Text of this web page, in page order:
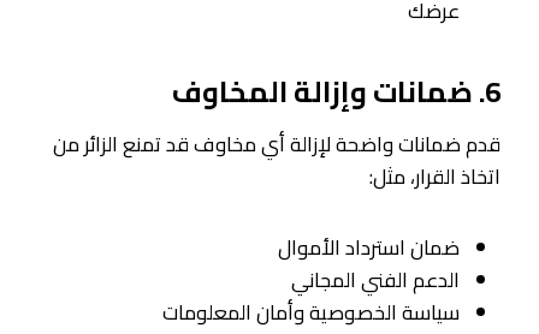
عرضك
6. ضمانات وإزالة المخاوف
قدم ضمانات واضحة لإزالة أي مخاوف قد تمنع الزائر من
اتخاذ القرار، مثل:
ضمان استرداد الأموال
الدعم الفني المجاني
سياسة الخصوصية وأمان المعلومات